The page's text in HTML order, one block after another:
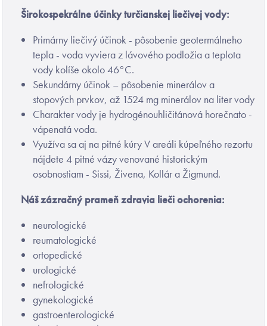
Širokospekrálne účinky turčianskej liečivej vody:
Primárny liečivý účinok - pôsobenie geotermálneho
tepla - voda vyviera z lávového podložia a teplota
vody kolíše okolo 46°C.
Sekundárny účinok – pôsobenie minerálov a
stopových prvkov, až 1524 mg minerálov na liter vody
Charakter vody je hydrogénouhličitánová horečnato -
vápenatá voda.
Využíva sa aj na pitné kúry V areáli kúpeľného rezortu
nájdete 4 pitné vázy venované historickým
osobnostiam - Sissi, Živena, Kollár a Žigmund.
Náš zázračný prameň zdravia lieči ochorenia:
neurologické
reumatologické
ortopedické
urologické
nefrologické
gynekologické
gastroenterologické